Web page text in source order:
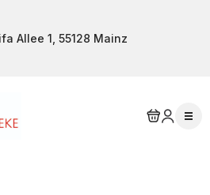
Allee 1, 55128 Mainz